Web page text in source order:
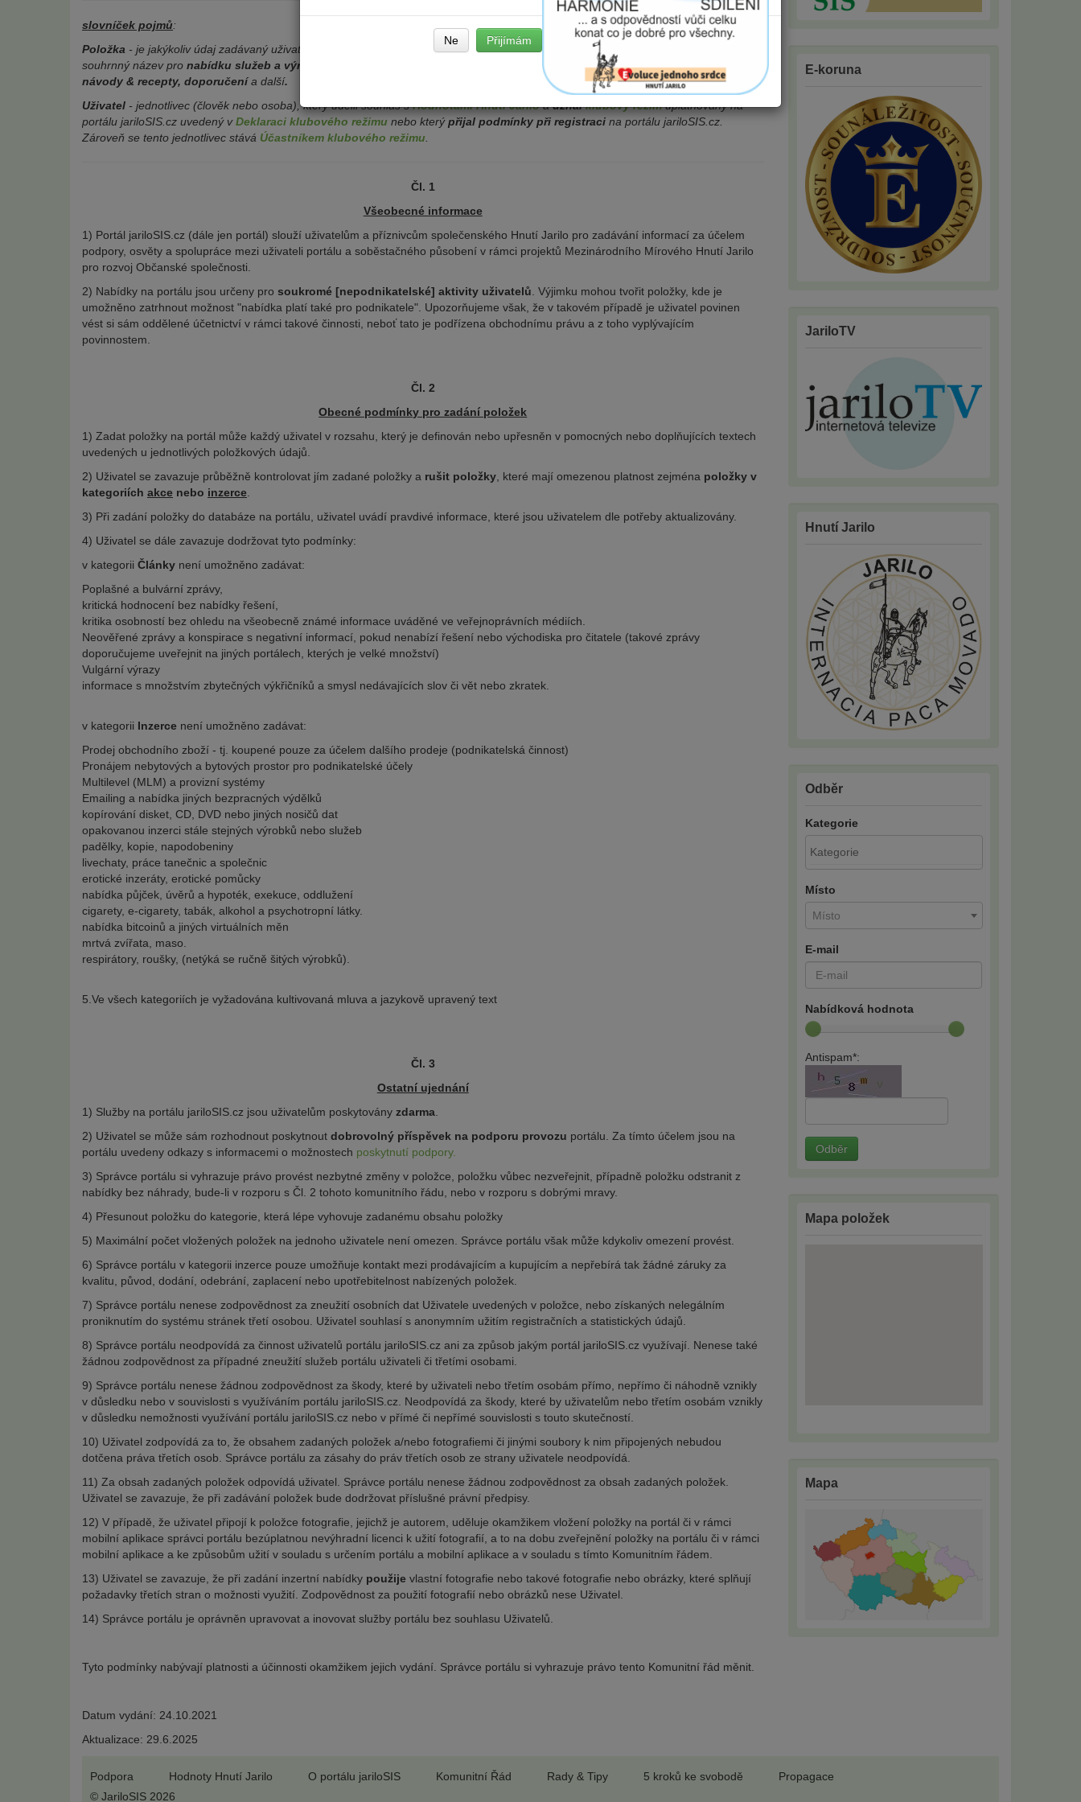
Ne Přijímám
slovníček pojmů:
Položka - je jakýkoliv údaj zadávaný uživatelem do databáze na portálu jariloSIS.cz, který je členěn do různých kategorií. Jde o
souhrnný název pro nabídku služeb a výrobků, ubytování, sdílení, akce, inzerci, komunity, projekty, články, knihovnu,
návody & recepty, doporučenía další.
Uživatel - jednotlivec (člověk nebo osoba), který udělil souhlas sHodnotami Hnutí Jariloauznalklubový režimuplatňovaný na
portálu jariloSIS.cz uvedený vDeklaraci klubového režimu nebo kterýpřijal podmínky při registraci na portálu jariloSIS.cz.
Zároveň se tento jednotlivec stává Účastníkem klubového režimu
Čl. 1
Všeobecné informace
1) Portál jariloSIS.cz (dále jen portál) slouží uživatelům a příznivcům společenského Hnutí Jarilo pro zadávání informací za účelem
podpory, osvěty a spolupráce mezi uživateli portálu a soběstačného působení v rámci projektů Mezinárodního Mírového Hnutí Jarilo
pro rozvoj Občanské společnosti.
2) Nabídky na portálu jsou určeny pro soukromé [nepodnikatelské] aktivity uživatelů . Výjimku mohou tvořit položky, kde je
umožněno zatrhnout možnost "nabídka platí také pro podnikatele". Upozorňujeme však, že v takovém případě je uživatel povinen
vést si sám oddělené účetnictví v rámci takové činnosti, neboť tato je podřízena obchodnímu právu a z toho vyplývajícím
povinnostem.
Čl. 2
Obecné podmínky pro zadání položek
1) Zadat položky na portál může každý uživatel v rozsahu, který je definován nebo upřesněn v pomocných nebo doplňujících textech
uvedených u jednotlivých položkových údajů.
2) Uživatel se zavazuje průběžně kontrolovat jím zadané položky a rušit položky , které mají omezenou platnost zejména položky v
kategoriích akce nebo inzerce
3) Při zadání položky do databáze na portálu, uživatel uvádí pravdivé informace, které jsou uživatelem dle potřeby aktualizovány.
4) Uživatel se dále zavazuje dodržovat tyto podmínky:
v kategorii Články není umožněno zadávat:
Poplašné a bulvární zprávy,
kritická hodnocení bez nabídky řešení,
kritika osobností bez ohledu na všeobecně známé informace uváděné ve veřejnoprávních médiích.
Neověřené zprávy a konspirace s negativní informací, pokud nenabízí řešení nebo východiska pro čitatele (takové zprávy
doporučujeme uveřejnit na jiných portálech, kterých je velké množství)
Vulgární výrazy
informace s množstvím zbytečných výkřičníků a smysl nedávajících slov či vět nebo zkratek.
v kategorii Inzerce není umožněno zadávat:
Prodej obchodního zboží - tj. koupené pouze za účelem dalšího prodeje (podnikatelská činnost)
Pronájem nebytových a bytových prostor pro podnikatelské účely
Multilevel (MLM) a provizní systémy
Emailing a nabídka jiných bezpracných výdělků
kopírování disket, CD, DVD nebo jiných nosičů dat
opakovanou inzerci stále stejných výrobků nebo služeb
padělky, kopie, napodobeniny
livechaty, práce tanečnic a společnic
erotické inzeráty, erotické pomůcky
nabídka půjček, úvěrů a hypoték, exekuce, oddlužení
cigarety, e-cigarety, tabák, alkohol a psychotropní látky.
nabídka bitcoinů a jiných virtuálních měn
mrtvá zvířata, maso.
respirátory, roušky, (netýká se ručně šitých výrobků).
5.Ve všech kategoriích je vyžadována kultivovaná mluva a jazykově upravený text
Čl. 3
Ostatní ujednání
1) Služby na portálu jariloSIS.cz jsou uživatelům poskytovány zdarma
2) Uživatel se může sám rozhodnout poskytnout dobrovolný příspěvek na podporu provozu portálu. Za tímto účelem jsou na
portálu uvedeny odkazy s informacemi o možnostech poskytnutí podpory.
3) Správce portálu si vyhrazuje právo provést nezbytné změny v položce, položku vůbec nezveřejnit, případně položku odstranit z
nabídky bez náhrady, bude-li v rozporu s Čl. 2 tohoto komunitního řádu, nebo v rozporu s dobrými mravy.
4) Přesunout položku do kategorie, která lépe vyhovuje zadanému obsahu položky
5) Maximální počet vložených položek na jednoho uživatele není omezen. Správce portálu však může kdykoliv omezení provést.
6) Správce portálu v kategorii inzerce pouze umožňuje kontakt mezi prodávajícím a kupujícím a nepřebírá tak žádné záruky za
kvalitu, původ, dodání, odebrání, zaplacení nebo upotřebitelnost nabízených položek.
7) Správce portálu nenese zodpovědnost za zneužití osobních dat Uživatele uvedených v položce, nebo získaných nelegálním
proniknutím do systému stránek třetí osobou. Uživatel souhlasí s anonymním užitím registračních a statistických údajů.
8) Správce portálu neodpovídá za činnost uživatelů portálu jariloSIS.cz ani za způsob jakým portál jariloSIS.cz využívají. Nenese také
žádnou zodpovědnost za případné zneužití služeb portálu uživateli či třetími osobami.
9) Správce portálu nenese žádnou zodpovědnost za škody, které by uživateli nebo třetím osobám přímo, nepřímo či náhodně vznikly
v důsledku nebo v souvislosti s využíváním portálu jariloSIS.cz. Neodpovídá za škody, které by uživatelům nebo třetím osobám vznikly
v důsledku nemožnosti využívání portálu jariloSIS.cz nebo v přímé či nepřímé souvislosti s touto skutečností.
10) Uživatel zodpovídá za to, že obsahem zadaných položek a/nebo fotografiemi či jinými soubory k nim připojených nebudou
dotčena práva třetích osob. Správce portálu za zásahy do práv třetích osob ze strany uživatele neodpovídá.
11) Za obsah zadaných položek odpovídá uživatel. Správce portálu nenese žádnou zodpovědnost za obsah zadaných položek.
Uživatel se zavazuje, že při zadávání položek bude dodržovat příslušné právní předpisy.
12) V případě, že uživatel připojí k položce fotografie, jejichž je autorem, uděluje okamžikem vložení položky na portál či v rámci
mobilní aplikace správci portálu bezúplatnou nevýhradní licenci k užití fotografií, a to na dobu zveřejnění položky na portálu či v rámci
mobilní aplikace a ke způsobům užití v souladu s určením portálu a mobilní aplikace a v souladu s tímto Komunitním řádem.
13) Uživatel se zavazuje, že při zadání inzertní nabídky použije vlastní fotografie nebo takové fotografie nebo obrázky, které splňují
požadavky třetích stran o možnosti využití. Zodpovědnost za použití fotografií nebo obrázků nese Uživatel.
14) Správce portálu je oprávněn upravovat a inovovat služby portálu bez souhlasu Uživatelů.
Tyto podmínky nabývají platnosti a účinnosti okamžikem jejich vydání. Správce portálu si vyhrazuje právo tento Komunitní řád měnit.
Datum vydání: 24.10.2021
Aktualizace: 29.6.2025
E-koruna
JariloTV
Hnutí Jarilo
Odběr
Kategorie
Místo
Místo
E-mail
Nabídková hodnota
Antispam*:
Odběr
Mapa položek
Mapa
Podpora Hodnoty Hnutí Jarilo O portálu jariloSIS Komunitní Řád Rady & Tipy 5 kroků ke svobodě
Propagace
© JariloSIS 2026